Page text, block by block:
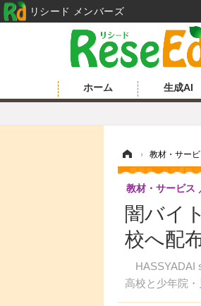
ホーム 生成AI
› 教材・サービ
闇バイ
校へ配
HASSYADAI
高校と少年院
教材・サービス
リシード メンバーズ